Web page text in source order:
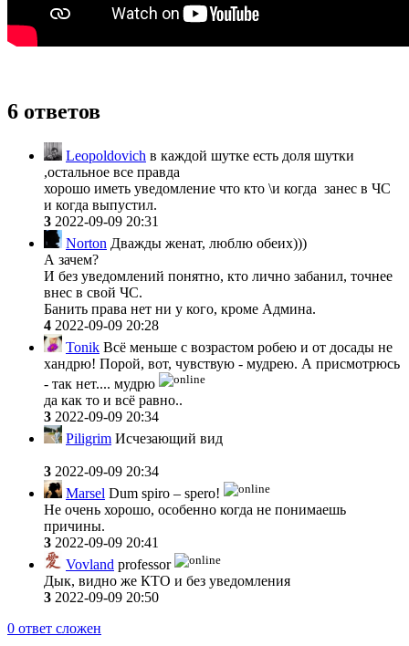
6 ответов
Leopoldovich в каждой шутке есть доля шутки
,остальное все правда
хорошо иметь уведомление что кто \и когда занес в ЧС
и когда выпустил.
3 2022-09-09 20:31
Norton Дважды женат, люблю обеих)))
А зачем?
И без уведомлений понятно, кто лично забанил, точнее
внес в свой ЧС.
Банить права нет ни у кого, кроме Админа.
4 2022-09-09 20:28
Tonik Всё меньше с возрастом робею и от досады не
хандрю! Порой, вот, чувствую - мудрею. А присмотрюсь
- так нет.... мудрю
да как то и всё равно..
3 2022-09-09 20:34
Piligrim Исчезающий вид
3 2022-09-09 20:34
Marsel Dum spiro – spero!
Не очень хорошо, особенно когда не понимаешь
причины.
3 2022-09-09 20:41
Vovland professor
Дык, видно же КТО и без уведомления
3 2022-09-09 20:50
0 ответ сложен